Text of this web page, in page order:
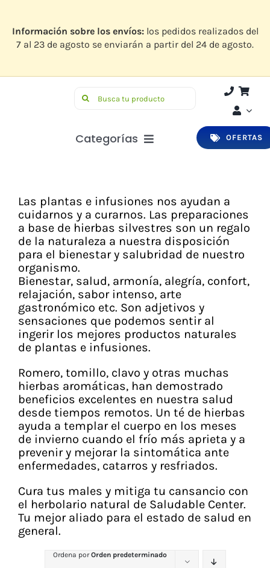
contenido
Información sobre los envíos:los pedidos realizados del
7 al 23 de agosto se enviarán a partir del 24 de agosto.
Buscar:
Categorías
Higiene y Belleza
Infantil
Bucodental
Vitaminas y Suplementos
Alimentación
Herbolario
OFERTAS
Las plantas e infusiones nos ayudan a
cuidarnos y a curarnos. Las preparaciones
a base de hierbas silvestres son un regalo
de la naturaleza a nuestra disposición
para el bienestar y salubridad de nuestro
organismo.
Bienestar, salud, armonía, alegría, confort,
relajación, sabor intenso, arte
gastronómico etc. Son adjetivos y
sensaciones que podemos sentir al
ingerir los mejores productos naturales
de plantas e infusiones.
Romero, tomillo, clavo y otras muchas
hierbas aromáticas, han demostrado
beneficios excelentes en nuestra salud
desde tiempos remotos. Un té de hierbas
ayuda a templar el cuerpo en los meses
de invierno cuando el frío más aprieta y a
prevenir y mejorar la sintomática ante
enfermedades, catarros y resfriados.
Cura tus males y mitiga tu cansancio con
el herbolario natural de Saludable Center.
Tu mejor aliado para el estado de salud en
general.
Ordena porOrden predeterminado